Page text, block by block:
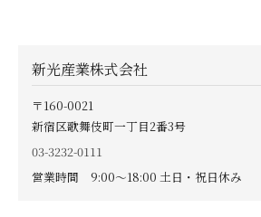
新光産業株式会社
〒160-0021
新宿区歌舞伎町一丁目2番3号
03-3232-0111
営業時間 9:00〜18:00 土日・祝日休み